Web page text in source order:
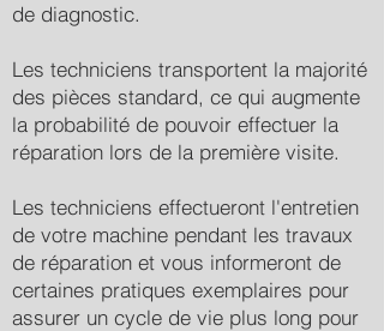
de diagnostic.
Les techniciens transportent la majorité
des pièces standard, ce qui augmente
la probabilité de pouvoir effectuer la
réparation lors de la première visite.
Les techniciens effectueront l'entretien
de votre machine pendant les travaux
de réparation et vous informeront de
certaines pratiques exemplaires pour
assurer un cycle de vie plus long pour